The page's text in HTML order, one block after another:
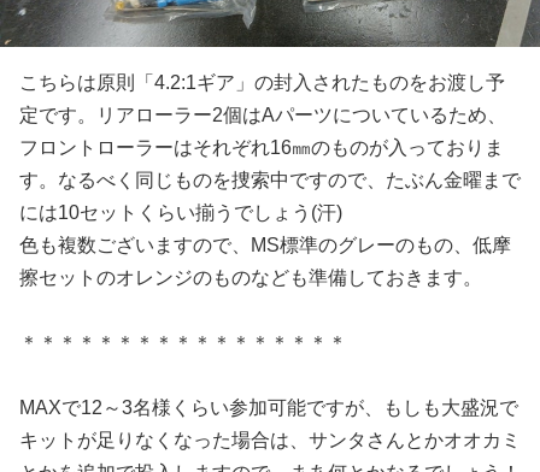
こちらは原則「4.2:1ギア」の封入されたものをお渡し予
定です。リアローラー2個はAパーツについているため、
フロントローラーはそれぞれ16㎜のものが入っておりま
す。なるべく同じものを捜索中ですので、たぶん金曜まで
には10セットくらい揃うでしょう(汗)
色も複数ございますので、MS標準のグレーのもの、低摩
擦セットのオレンジのものなども準備しておきます。
＊＊＊＊＊＊＊＊＊＊＊＊＊＊＊＊＊
MAXで12～3名様くらい参加可能ですが、もしも大盛況で
キットが足りなくなった場合は、サンタさんとかオオカミ